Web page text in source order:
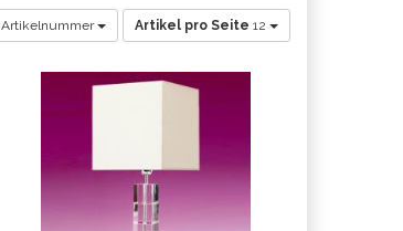
Artikelnummer Artikel pro Seite 12